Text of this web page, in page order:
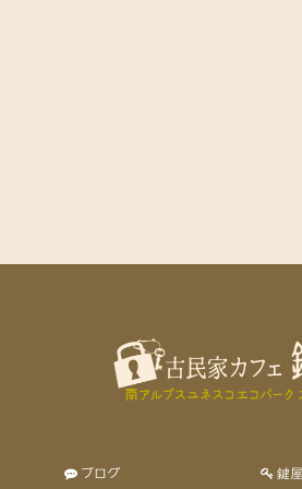
ブログ 鍵